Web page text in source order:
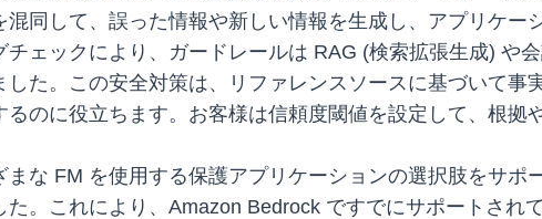
混同して、誤った情報や新しい情報を生成し、アプリケ
チェックにより、ガードレールは RAG (検索拡張生成) や
した。この安全対策は、リファレンスソースに基づいて
るのに役立ちます。お客様は信頼度閾値を設定して、根拠
まな FM を使用する保護アプリケーションの選択肢をサ
た。これにより、Amazon Bedrock ですでにサポートさ